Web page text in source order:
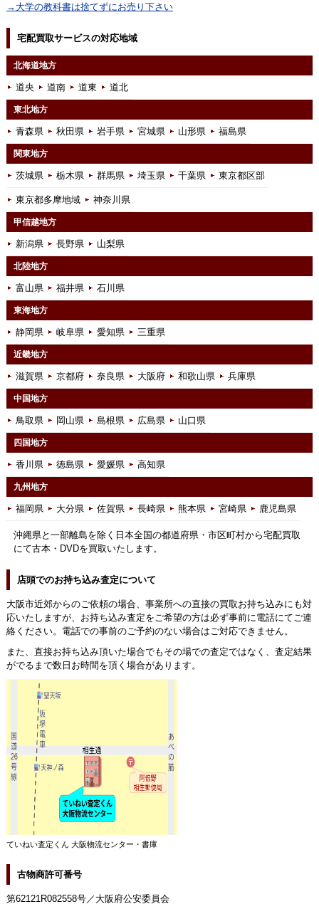
→大学の教科書は捨てずにお売り下さい
宅配買取サービスの対応地域
北海道地方
道央 道南 道東 道北
東北地方
青森県 秋田県 岩手県 宮城県 山形県 福島県
関東地方
茨城県 栃木県 群馬県 埼玉県 千葉県 東京都区部
東京都多摩地域 神奈川県
甲信越地方
新潟県 長野県 山梨県
北陸地方
富山県 福井県 石川県
東海地方
静岡県 岐阜県 愛知県 三重県
近畿地方
滋賀県 京都府 奈良県 大阪府 和歌山県 兵庫県
中国地方
鳥取県 岡山県 島根県 広島県 山口県
四国地方
香川県 徳島県 愛媛県 高知県
九州地方
福岡県 大分県 佐賀県 長崎県 熊本県 宮崎県 鹿児島県
沖縄県と一部離島を除く日本全国の都道府県・市区町村から宅配買取
にて古本・DVDを買取いたします。
店頭でのお持ち込み査定について
大阪市近郊からのご依頼の場合、事業所への直接の買取お持ち込みにも対
応いたしますが、お持ち込み査定をご希望の方は必ず事前に電話にてご連
絡ください。電話での事前のご予約のない場合はご対応できません。
また、直接お持ち込み頂いた場合でもその場での査定ではなく、査定結果
がでるまで数日お時間を頂く場合があります。
ていねい査定くん 大阪物流センター・書庫
古物商許可番号
第62121R082558号／大阪府公安委員会